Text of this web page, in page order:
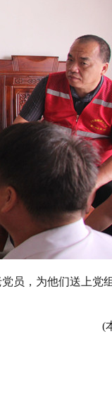
员，为他们送上党
(